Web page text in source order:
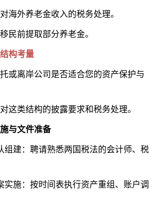
外养老金收入的税务处理。
前提取部分养老金。
构考量
离岸公司是否适合您的资产保护与
类结构的披露要求和税务处理。
与文件准备
组建：聘请熟悉两国税法的会计师、税
实施：按时间表执行资产重组、账户调